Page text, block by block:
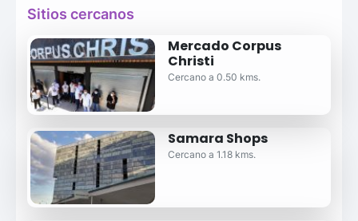
Sitios cercanos
Mercado Corpus
Christi
Cercano a 0.50 kms.
Samara Shops
Cercano a 1.18 kms.